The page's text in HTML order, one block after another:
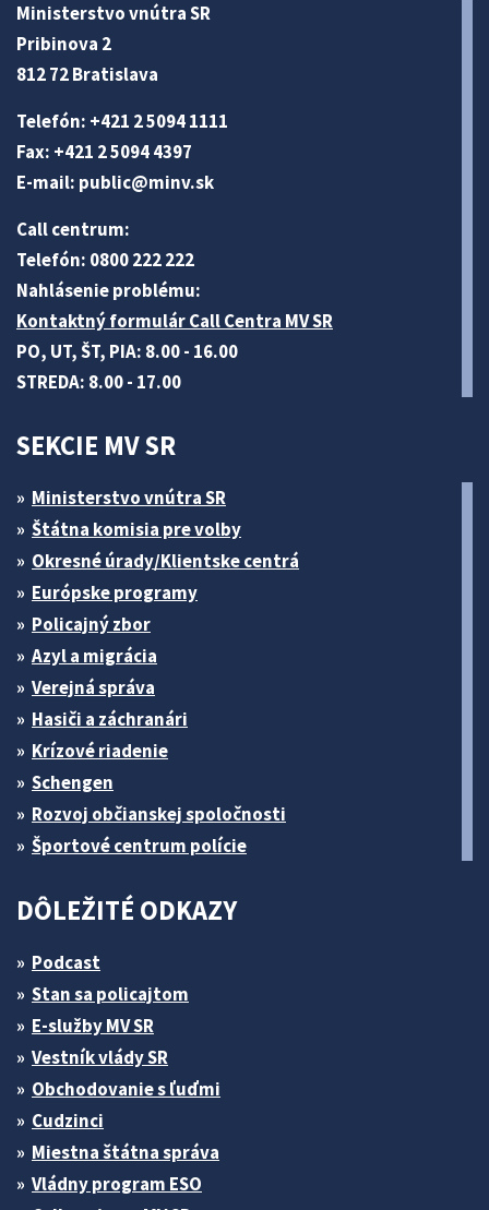
Ministerstvo vnútra SR
Pribinova 2
812 72 Bratislava
Telefón: +421 2 5094 1111
Fax: +421 2 5094 4397
E-mail: public@minv.sk
Call centrum:
Telefón: 0800 222 222
Nahlásenie problému:
Kontaktný formulár Call Centra MV SR
PO, UT, ŠT, PIA: 8.00 - 16.00
STREDA: 8.00 - 17.00
SEKCIE MV SR
Ministerstvo vnútra SR
Štátna komisia pre volby
Okresné úrady/Klientske centrá
Európske programy
Policajný zbor
Azyl a migrácia
Verejná správa
Hasiči a záchranári
Krízové riadenie
Schengen
Rozvoj občianskej spoločnosti
Športové centrum polície
DÔLEŽITÉ ODKAZY
Podcast
Stan sa policajtom
E-služby MV SR
Vestník vlády SR
Obchodovanie s ľuďmi
Cudzinci
Miestna štátna správa
Vládny program ESO